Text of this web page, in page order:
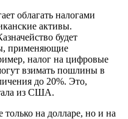
облагать налогами
активы.
будет
применяющие
налог на цифровые
взимать пошлины в
до 20%. Это,
из США.
только на долларе, но и на